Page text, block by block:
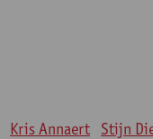
Kris Annaert
Stijn